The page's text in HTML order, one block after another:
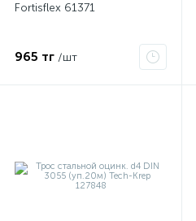
Fortisflex 61371
965 тг /шт